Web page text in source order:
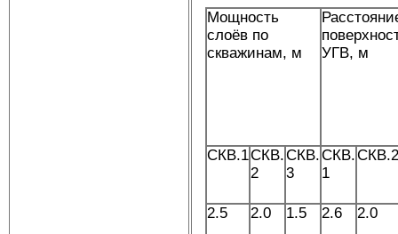
Мощность
слоёв по
скважинам, м
УГВ, м
СКВ.1СКВ.
2
СКВ.
3
СКВ.
1
СКВ.2
2.5 2.0 1.5 2.6 2.0